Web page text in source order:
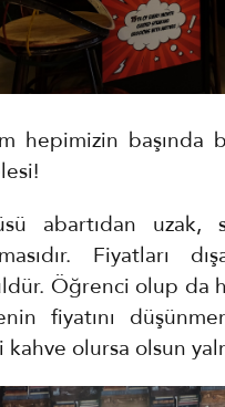
hepimizin başında
abartıdan
Fiyatları
Öğrenci olup da
fiyatını
kahve olursa olsun